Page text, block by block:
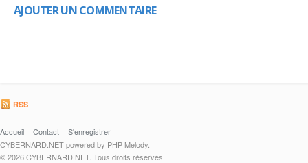
AJOUTER UN COMMENTAIRE
RSS
Accueil Contact
S'enregistrer
CYBERNARD.NET powered by PHP Melody.
© 2026 CYBERNARD.NET. Tous droits réservés